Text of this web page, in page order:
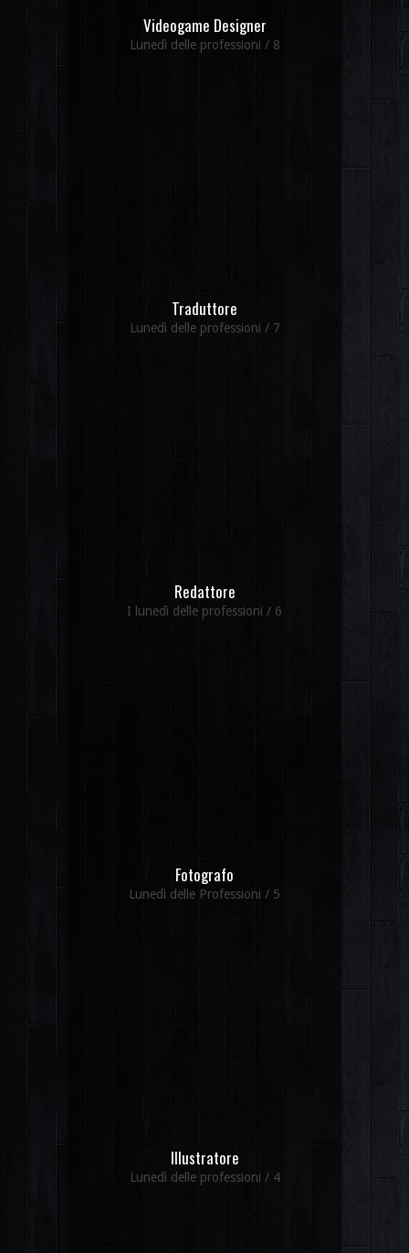
Videogame Designer
Lunedì delle professioni / 8
Traduttore
Lunedì delle professioni / 7
Redattore
I lunedì delle professioni / 6
Fotografo
Lunedì delle Professioni / 5
Illustratore
Lunedì delle professioni / 4